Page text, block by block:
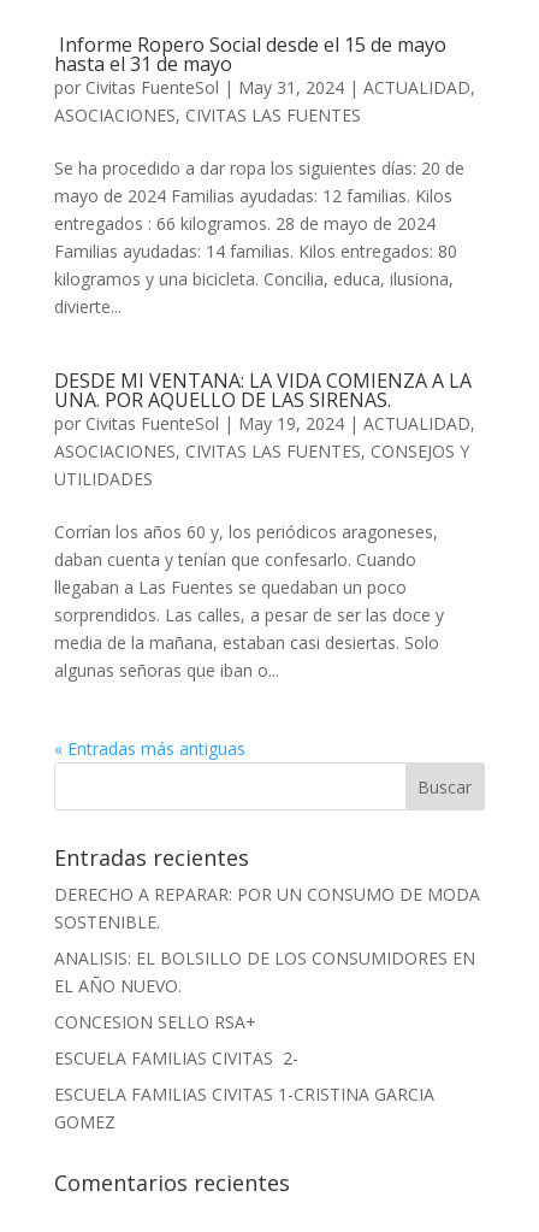
Informe Ropero Social desde el 15 de mayo
hasta el 31 de mayo
por Civitas FuenteSol | May 31, 2024| ACTUALIDAD,
ASOCIACIONES, CIVITAS LAS FUENTES
Se ha procedido a dar ropa los siguientes días: 20 de
mayo de 2024 Familias ayudadas: 12 familias. Kilos
entregados : 66 kilogramos. 28 de mayo de 2024
Familias ayudadas: 14 familias. Kilos entregados: 80
kilogramos y una bicicleta. Concilia, educa, ilusiona,
divierte...
DESDE MI VENTANA: LA VIDA COMIENZA A LA
UNA. POR AQUELLO DE LAS SIRENAS.
por Civitas FuenteSol | May 19, 2024| ACTUALIDAD,
ASOCIACIONES, CIVITAS LAS FUENTES, CONSEJOS Y
UTILIDADES
Corrían los años 60 y, los periódicos aragoneses,
daban cuenta y tenían que confesarlo. Cuando
llegaban a Las Fuentes se quedaban un poco
sorprendidos. Las calles, a pesar de ser las doce y
media de la mañana, estaban casi desiertas. Solo
algunas señoras que iban o...
« Entradas más antiguas
Entradas recientes
DERECHO A REPARAR: POR UN CONSUMO DE MODA
SOSTENIBLE.
ANALISIS: EL BOLSILLO DE LOS CONSUMIDORES EN
EL AÑO NUEVO.
CONCESION SELLO RSA+
ESCUELA FAMILIAS CIVITAS 2-
ESCUELA FAMILIAS CIVITAS 1-CRISTINA GARCIA
GOMEZ
Comentarios recientes